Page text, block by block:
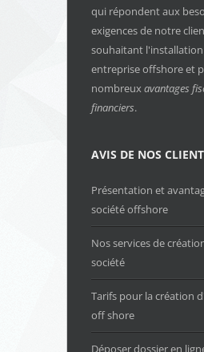
qui répondent aux
exigences de notre
souhaitant
entreprise offshore et
nombreux avantages
financiers.
AVIS DE NOS CLIENT
Présentation et
société offshore
Nos services de
société
Tarifs pour la création
off shore
Déposer dossier en